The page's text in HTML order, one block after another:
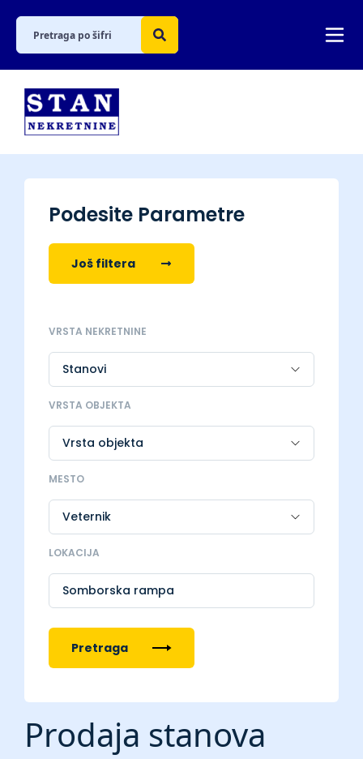
Podesite Parametre
Još filtera
VRSTA NEKRETNINE
VRSTA OBJEKTA
MESTO
LOKACIJA
Somborska rampa
Pretraga
Prodaja stanova